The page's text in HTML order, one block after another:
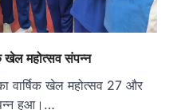
खेल महोत्सव संपन्न
वार्षिक खेल महोत्सव 27 और
हुआ।…